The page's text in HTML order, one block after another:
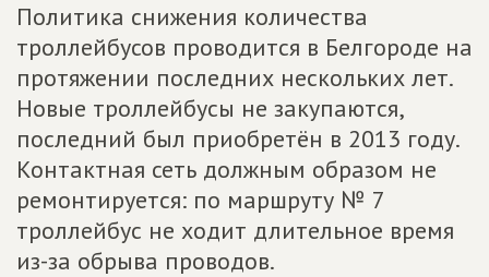
Политика снижения количества
троллейбусов проводится в Белгороде на
протяжении последних нескольких лет.
Новые троллейбусы не закупаются,
последний был приобретён в 2013 году.
Контактная сеть должным образом не
ремонтируется: по маршруту № 7
троллейбус не ходит длительное время
из-за обрыва проводов.